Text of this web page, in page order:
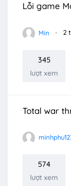
Lỗi game
Min 2
345
lượt xem
Total war
574
lượt xem